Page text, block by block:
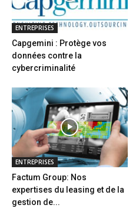
ENTREPRISES
Capgemini : Protège vos
données contre la
cybercriminalité
ENTREPRISES
Factum Group: Nos
expertises du leasing et de la
gestion de...